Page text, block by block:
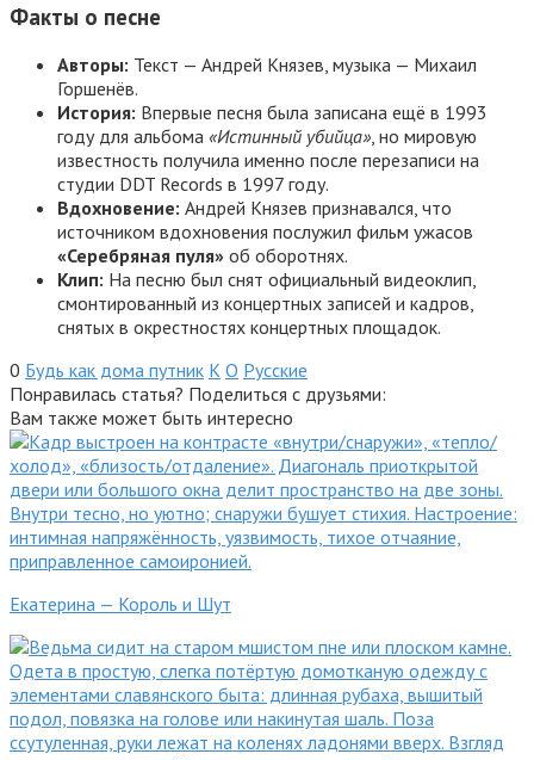
Факты о песне
Авторы: Текст — Андрей Князев, музыка — Михаил
Горшенёв.
История: Впервые песня была записана ещё в 1993
году для альбома «Истинный убийца», но мировую
известность получила именно после перезаписи на
студии DDT Records в 1997 году.
Вдохновение: Андрей Князев признавался, что
источником вдохновения послужил фильм ужасов
«Серебряная пуля» об оборотнях.
Клип: На песню был снят официальный видеоклип,
смонтированный из концертных записей и кадров,
снятых в окрестностях концертных площадок.
0 Будь как дома путник К О Русские
Понравилась статья? Поделиться с друзьями:
Вам также может быть интересно
Екатерина — Король и Шут